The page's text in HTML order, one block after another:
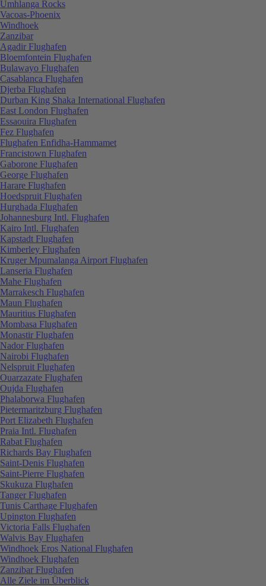
Umhlanga Rocks
Vacoas-Phoenix
Windhoek
Zanzibar
Agadir Flughafen
Bloemfontein Flughafen
Bulawayo Flughafen
Casablanca Flughafen
Djerba Flughafen
Durban King Shaka International Flughafen
East London Flughafen
Essaouira Flughafen
Fez Flughafen
Flughafen Enfidha-Hammamet
Francistown Flughafen
Gaborone Flughafen
George Flughafen
Harare Flughafen
Hoedspruit Flughafen
Hurghada Flughafen
Johannesburg Intl. Flughafen
Kairo Intl. Flughafen
Kapstadt Flughafen
Kimberley Flughafen
Kruger Mpumalanga Airport Flughafen
Lanseria Flughafen
Mahe Flughafen
Marrakesch Flughafen
Maun Flughafen
Mauritius Flughafen
Mombasa Flughafen
Monastir Flughafen
Nador Flughafen
Nairobi Flughafen
Nelspruit Flughafen
Ouarzazate Flughafen
Oujda Flughafen
Phalaborwa Flughafen
Pietermaritzburg Flughafen
Port Elizabeth Flughafen
Praia Intl. Flughafen
Rabat Flughafen
Richards Bay Flughafen
Saint-Denis Flughafen
Saint-Pierre Flughafen
Skukuza Flughafen
Tanger Flughafen
Tunis Carthage Flughafen
Upington Flughafen
Victoria Falls Flughafen
Walvis Bay Flughafen
Windhoek Eros National Flughafen
Windhoek Flughafen
Zanzibar Flughafen
Alle Ziele im Überblick